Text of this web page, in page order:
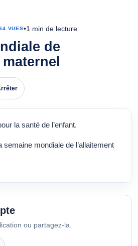
VUES•1 min de lecture
de
la santé de l’enfant.
semaine mondiale de l’allaitement
ou partagez-la.